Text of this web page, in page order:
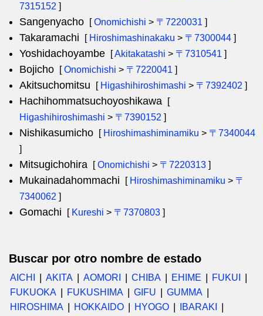
7315152 ]
Sangenyacho [Onomichishi > 〒7220031 ]
Takaramachi [ Hiroshimashinakaku > 〒7300044 ]
Yoshidachoyambe [Akitakatashi > 〒7310541 ]
Bojicho [Onomichishi > 〒7220041 ]
Akitsuchomitsu [ Higashihiroshimashi > 〒7392402 ]
Hachihommatsuchoyoshikawa
[
Higashihiroshimashi > 〒7390152 ]
Nishikasumicho [ Hiroshimashiminamiku > 〒7340044
]
Mitsugichohira [Onomichishi > 〒7220313 ]
Mukainadahommachi [ Hiroshimashiminamiku > 〒
7340062 ]
Gomachi [ Kureshi > 〒7370803 ]
Buscar por otro nombre de estado
AICHI AKITA AOMORI CHIBA EHIME
FUKUI
FUKUOKA
FUKUSHIMA GIFU
GUMMA
HIROSHIMA
HOKKAIDO HYOGO
IBARAKI